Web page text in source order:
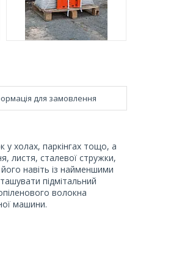
для замовлення
у холах, паркінгах тощо, а
листя, сталевої стружки,
навіть із найменшими
підмітальний
волокна
машини.